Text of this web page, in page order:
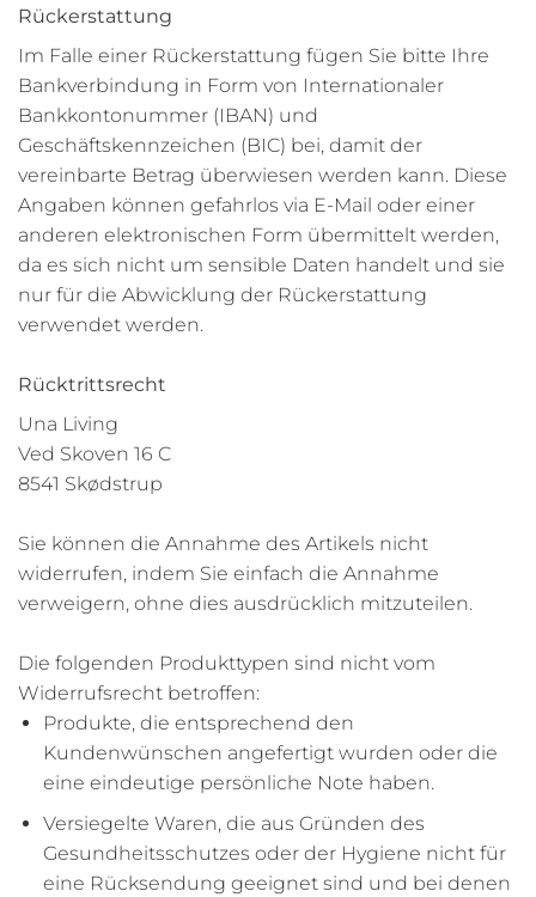
Rückerstattung
Im Falle einer Rückerstattung fügen Sie bitte Ihre
Bankverbindung in Form von Internationaler
Bankkontonummer (IBAN) und
Geschäftskennzeichen (BIC) bei, damit der
vereinbarte Betrag überwiesen werden kann. Diese
Angaben können gefahrlos via E-Mail oder einer
anderen elektronischen Form übermittelt werden,
da es sich nicht um sensible Daten handelt und sie
nur für die Abwicklung der Rückerstattung
verwendet werden.
Rücktrittsrecht
Una Living
Ved Skoven 16 C
8541 Skødstrup
Sie können die Annahme des Artikels nicht
widerrufen, indem Sie einfach die Annahme
verweigern, ohne dies ausdrücklich mitzuteilen.
Die folgenden Produkttypen sind nicht vom
Widerrufsrecht betroffen:
Produkte, die entsprechend den
Kundenwünschen angefertigt wurden oder die
eine eindeutige persönliche Note haben.
Versiegelte Waren, die aus Gründen des
Gesundheitsschutzes oder der Hygiene nicht für
eine Rücksendung geeignet sind und bei denen